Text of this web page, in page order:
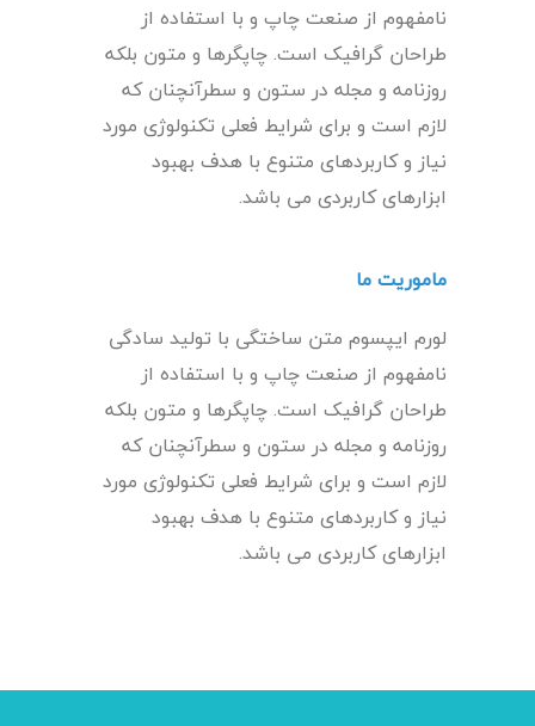
نامفهوم از صنعت چاپ و با استفاده از
طراحان گرافیک است. چاپگرها و متون بلکه
روزنامه و مجله در ستون و سطرآنچنان که
لازم است و برای شرایط فعلی تکنولوژی مورد
نیاز و کاربردهای متنوع با هدف بهبود
ابزارهای کاربردی می باشد.
ماموریت ما
لورم ایپسوم متن ساختگی با تولید سادگی
نامفهوم از صنعت چاپ و با استفاده از
طراحان گرافیک است. چاپگرها و متون بلکه
روزنامه و مجله در ستون و سطرآنچنان که
لازم است و برای شرایط فعلی تکنولوژی مورد
نیاز و کاربردهای متنوع با هدف بهبود
ابزارهای کاربردی می باشد.